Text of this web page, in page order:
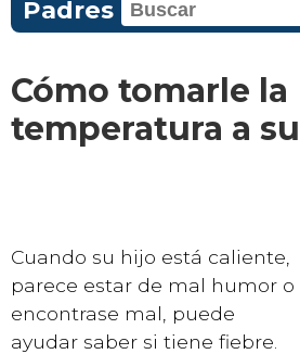
Padres
Cómo tomarle la
temperatura a
Cuando su hijo está caliente,
parece estar de mal humor o
encontrase mal, puede
ayudar saber si tiene fiebre.